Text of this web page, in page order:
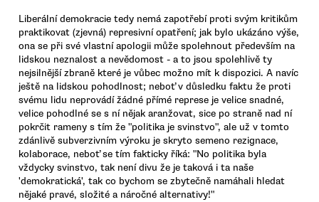
Liberální demokracie tedy nemá zapotřebí proti svým kritikům
praktikovat (zjevná) represivní opatření; jak bylo ukázáno výše,
ona se při své vlastní apologii může spolehnout především na
lidskou neznalost a nevědomost - a to jsou spolehlivě ty
nejsilnější zbraně které je vůbec možno mít k dispozici. A navíc
ještě na lidskou pohodlnost; neboť v důsledku faktu že proti
svému lidu neprovádí žádné přímé represe je velice snadné,
velice pohodlné se s ní nějak aranžovat, sice po straně nad ní
pokrčit rameny s tím že "politika je svinstvo", ale už v tomto
zdánlivě subverzivním výroku je skryto semeno rezignace,
kolaborace, neboť se tím fakticky říká: "No politika byla
vždycky svinstvo, tak není divu že je taková i ta naše
'demokratická', tak co bychom se zbytečně namáhali hledat
nějaké pravé, složité a náročné alternativy!"